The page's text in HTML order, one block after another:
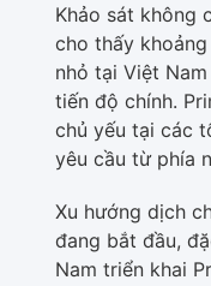
Khảo sát không
cho thấy
nhỏ tại Việt
tiến độ chính.
chủ yếu tại các
yêu cầu từ phía
Xu hướng dịch
đang bắt đầu,
Nam triển khai